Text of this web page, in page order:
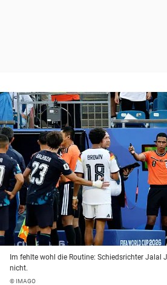
Im fehlte wohl die Routine: Schiedsrichter Jalal
nicht.
© IMAGO